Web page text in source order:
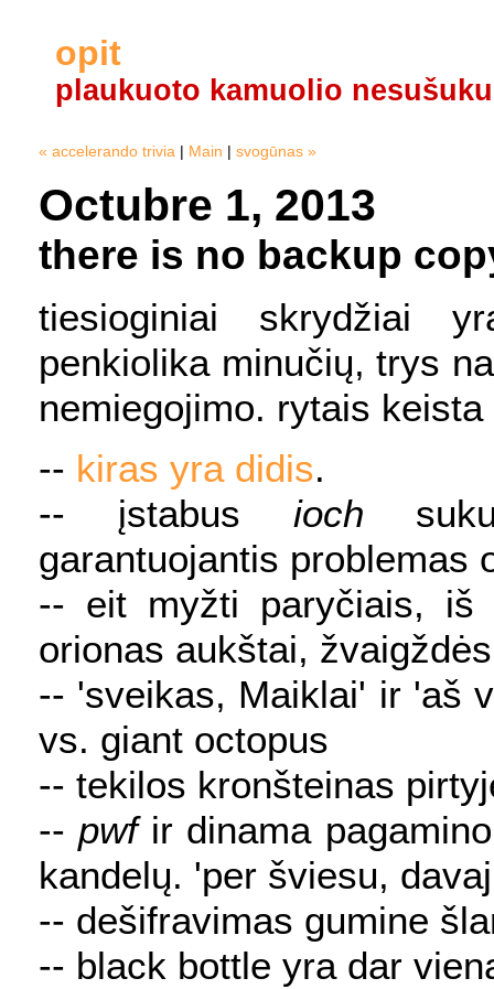
opit
plaukuoto kamuolio
« accelerando trivia | Main | svogūnas »
Octubre 1, 2013
there is no backup
tiesioginiai skrydžiai
penkiolika minučių, trys
nemiegojimo. rytais
-- kiras yra didis.
-- įstabus ioch
garantuojantis problemas
-- eit myžti paryčiais, iš
orionas aukštai,
-- 'sveikas, Maiklai' ir 'aš
vs. giant octopus
-- tekilos kronšteinas
--pwfir dinama
kandelų. 'per šviesu,
-- dešifravimas gumine
-- black bottle yra dar